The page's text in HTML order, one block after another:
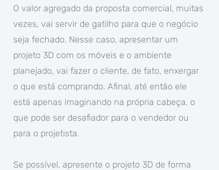
O valor agregado da proposta comercial, muitas
vezes, vai servir de gatilho para que o negócio
seja fechado. Nesse caso, apresentar um
projeto 3D com os móveis e o ambiente
planejado, vai fazer o cliente, de fato, enxergar
o que está comprando. Afinal, até então ele
está apenas imaginando na própria cabeça, o
que pode ser desafiador para o vendedor ou
para o projetista.
Se possível, apresente o projeto 3D de forma